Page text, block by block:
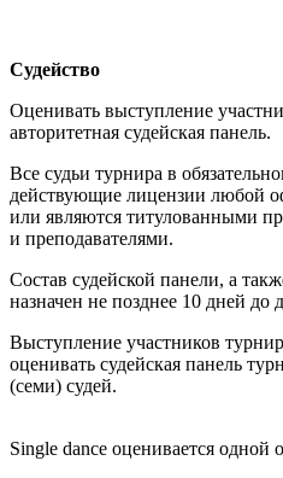
Судейство
Оценивать выступление
авторитетная судейская панель.
Все судьи турнира в
действующие лицензии любой
или являются титулованными
и преподавателями.
Состав судейской панели, а
назначен не позднее 10 дней до
Выступление участников
оценивать судейская панель
(семи) судей.
Single dance оценивается одной